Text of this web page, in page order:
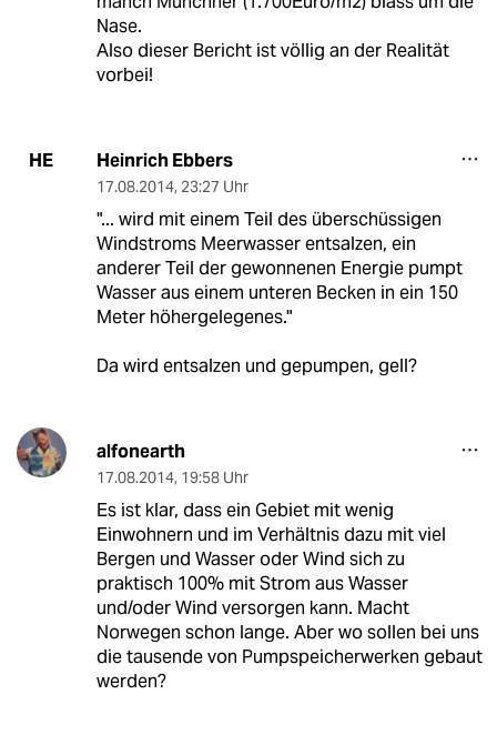
Nase.
Also dieser Bericht ist völlig an der Realität
vorbei!
HE Heinrich Ebbers
17.08.2014, 23:27 Uhr
"... wird mit einem Teil des überschüssigen
Windstroms Meerwasser entsalzen, ein
anderer Teil der gewonnenen Energie pumpt
Wasser aus einem unteren Becken in ein 150
Meter höhergelegenes."
Da wird entsalzen und gepumpen, gell?
alfonearth
17.08.2014, 19:58 Uhr
Es ist klar, dass ein Gebiet mit wenig
Einwohnern und im Verhältnis dazu mit viel
Bergen und Wasser oder Wind sich zu
praktisch 100% mit Strom aus Wasser
und/oder Wind versorgen kann. Macht
Norwegen schon lange. Aber wo sollen bei uns
die tausende von Pumpspeicherwerken gebaut
werden?